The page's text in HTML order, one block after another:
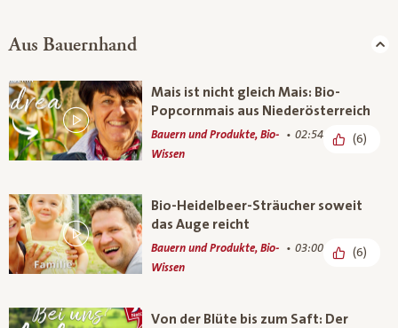
Aus Bauernhand
Mais ist nicht gleich Mais: Bio-
Popcornmais aus Niederösterreich
Bauern und Produkte, Bio-
Wissen
02:54 (6)
Bio-Heidelbeer-Sträucher soweit
das Auge reicht
Bauern und Produkte, Bio-
Wissen
03:00 (6)
Von der Blüte bis zum Saft: Der